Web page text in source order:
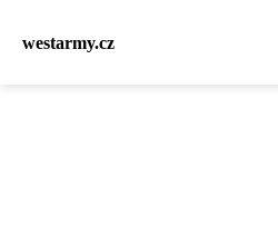
westarmy.cz